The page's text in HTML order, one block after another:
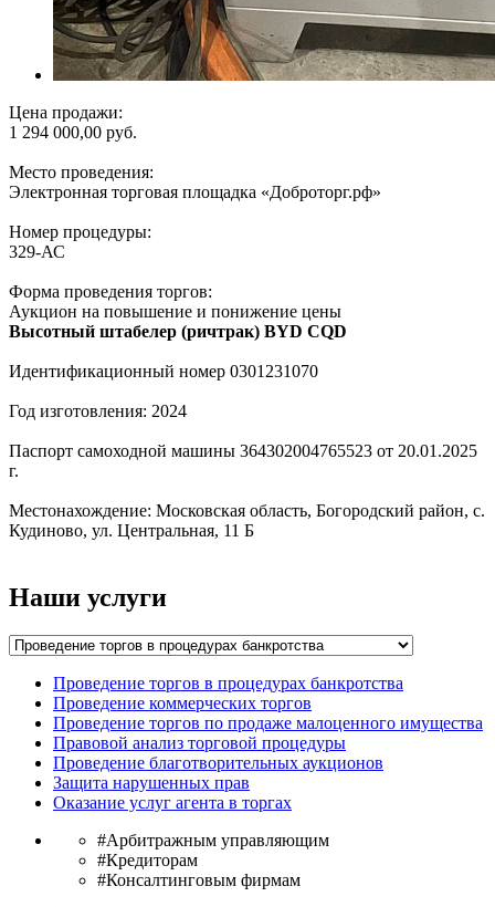
Цена продажи:
1 294 000,00 руб.
Место проведения:
Электронная торговая площадка «Доброторг.рф»
Номер процедуры:
329-АС
Форма проведения торгов:
Аукцион на повышение и понижение цены
Высотный штабелер (ричтрак) BYD CQD
Идентификационный номер 0301231070
Год изготовления: 2024
Паспорт самоходной машины 364302004765523 от 20.01.2025
г.
Местонахождение: Московская область, Богородский район, с.
Кудиново, ул. Центральная, 11 Б
Наши услуги
Проведение торгов в процедурах банкротства
Проведение коммерческих торгов
Проведение торгов по продаже малоценного имущества
Правовой анализ торговой процедуры
Проведение благотворительных аукционов
Защита нарушенных прав
Оказание услуг агента в торгах
#Арбитражным управляющим
#Кредиторам
#Консалтинговым фирмам